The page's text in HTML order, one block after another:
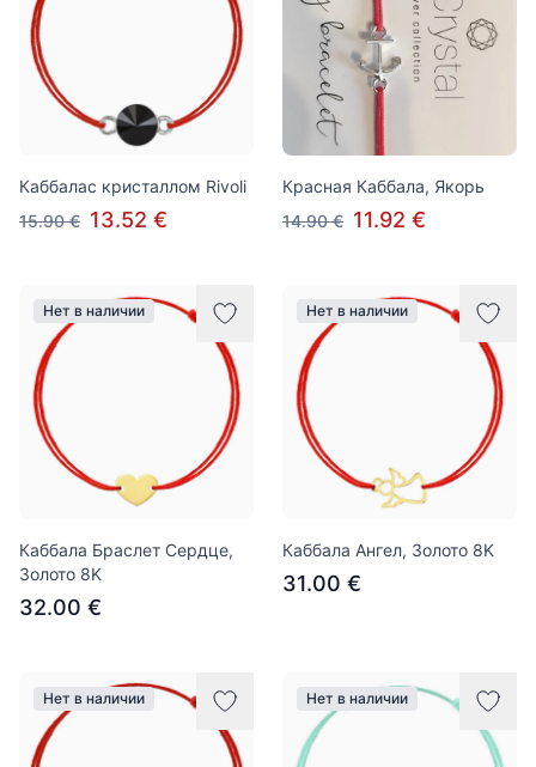
Каббалас кристаллом Rivoli
15.90 € 13.52 €
Красная Каббала, Якорь
14.90 € 11.92 €
Нет в наличии
Каббала Браслет Сердце,
Золото 8K
32.00 €
Нет в наличии
Каббала Ангел, Золото 8K
31.00 €
Нет в наличии Нет в наличии